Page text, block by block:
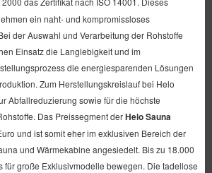
ein naht- und kompromissloses
der Auswahl und Verarbeitung der Rohstoffe
Einsatz die Langlebigkeit und im
die energiesparenden Lösungen
Zum Herstellungskreislauf bei Helo
Abfallreduzierung sowie für die höchste
Das Preissegment derHelo Sauna
und ist somit eher im exklusiven Bereich der
und Wärmekabine angesiedelt. Bis zu 18.000
für große Exklusivmodelle bewegen. Die tadellose